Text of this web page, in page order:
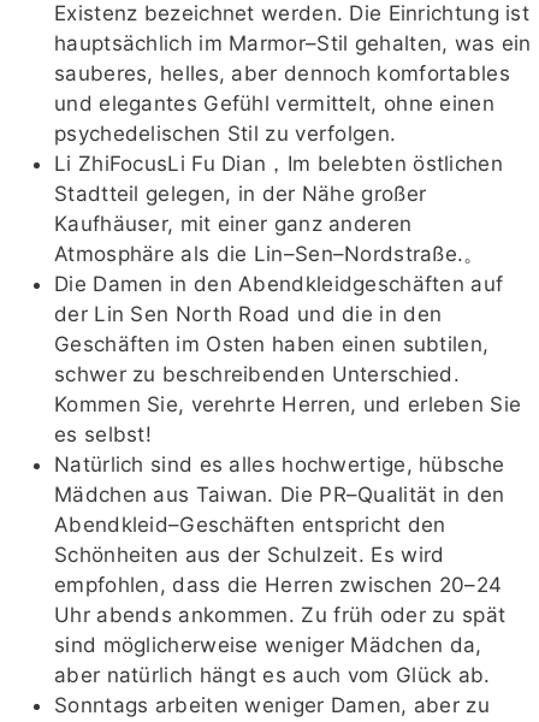
Existenz bezeichnet werden. Die Einrichtung ist
hauptsächlich im Marmor–Stil gehalten, was ein
sauberes, helles, aber dennoch komfortables
und elegantes Gefühl vermittelt, ohne einen
psychedelischen Stil zu verfolgen.
Li ZhiFocusLi Fu Dian，Im belebten östlichen
Stadtteil gelegen, in der Nähe großer
Kaufhäuser, mit einer ganz anderen
Atmosphäre als die Lin–Sen–Nordstraße.。
Die Damen in den Abendkleidgeschäften auf
der Lin Sen North Road und die in den
Geschäften im Osten haben einen subtilen,
schwer zu beschreibenden Unterschied.
Kommen Sie, verehrte Herren, und erleben Sie
es selbst!
Natürlich sind es alles hochwertige, hübsche
Mädchen aus Taiwan. Die PR–Qualität in den
Abendkleid–Geschäften entspricht den
Schönheiten aus der Schulzeit. Es wird
empfohlen, dass die Herren zwischen 20–24
Uhr abends ankommen. Zu früh oder zu spät
sind möglicherweise weniger Mädchen da,
aber natürlich hängt es auch vom Glück ab.
Sonntags arbeiten weniger Damen, aber zu